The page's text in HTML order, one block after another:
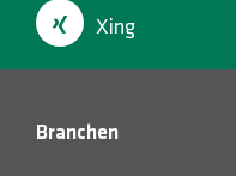
Xing
Branchen